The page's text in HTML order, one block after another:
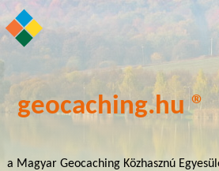
geocaching.hu ®
a Magyar Geocaching Közhasznú